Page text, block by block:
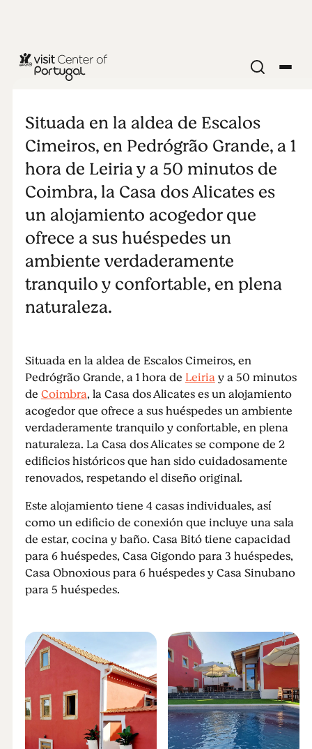
Casa dos
Alicates
Situada en la aldea de Escalos
Cimeiros, en Pedrógrão Grande, a 1
hora de Leiria y a 50 minutos de
Coimbra, la Casa dos Alicates es
un alojamiento acogedor que
ofrece a sus huéspedes un
ambiente verdaderamente
tranquilo y confortable, en plena
naturaleza.
Situada en la aldea de Escalos Cimeiros, en
Pedrógrão Grande, a 1 hora deLeiriay a 50 minutos
deCoimbra, la Casa dos Alicates es un alojamiento
acogedor que ofrece a sus huéspedes un ambiente
verdaderamente tranquilo y confortable, en plena
naturaleza. La Casa dos Alicates se compone de 2
edificios históricos que han sido cuidadosamente
renovados, respetando el diseño original.
Este alojamiento tiene 4 casas individuales, así
como un edificio de conexión que incluye una sala
de estar, cocina y baño. Casa Bitó tiene capacidad
para 6 huéspedes, Casa Gigondo para 3 huéspedes,
Casa Obnoxious para 6 huéspedes y Casa Sinubano
para 5 huéspedes.